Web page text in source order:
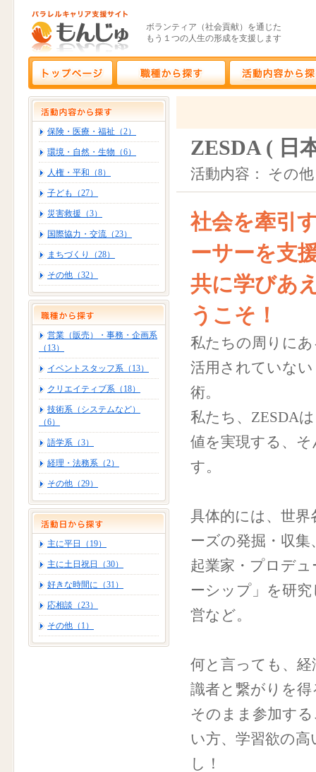
ボランティア（社会貢献）を通じた
もう１つの人生の形成を支援します
保険・医療・福祉（2）
環境・自然・生物（6）
人権・平和（8）
子ども（27）
災害救援（3）
国際協力・交流（23）
まちづくり（28）
その他（32）
営業（販売）・事務・企画系
（13）
イベントスタッフ系（13）
クリエイティブ系（18）
技術系（システムなど）
（6）
語学系（3）
経理・法務系（2）
その他（29）
主に平日（19）
主に土日祝日（30）
好きな時間に（31）
応相談（23）
その他（1）
ZESDA ( 日
活動内容： その
社会を牽引
ーサーを支
共に学びあ
うこそ！
私たちの周りに
活用されていな
術。
私たち、ZESDA
値を実現する、
す。
具体的には、世
ーズの発掘・収集
起業家・プロデ
ーシップ」を研
営など。
何と言っても、経
識者と繋がりを
そのまま参加す
い方、学習欲の
し！